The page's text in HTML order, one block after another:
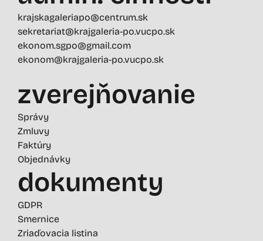
krajskagaleriapo@centrum.sk
sekretariat@krajgaleria-po.vucpo.sk
ekonom.sgpo@gmail.com
ekonom@krajgaleria-po.vucpo.sk
zverejňovanie
Správy
Zmluvy
Faktúry
Objednávky
dokumenty
GDPR
Smernice
Zriaďovacia listina